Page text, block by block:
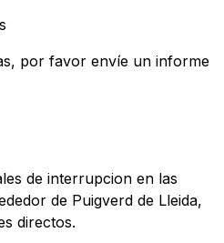
por favor envíe un informe
de interrupcion en las
de Puigverd de Lleida,
directos.